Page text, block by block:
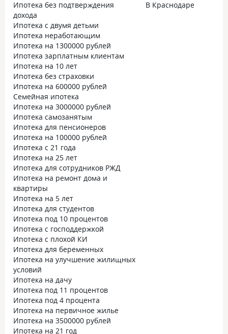
Ипотека без подтверждения
дохода
Ипотека с двумя детьми
Ипотека неработающим
Ипотека на 1300000 рублей
Ипотека зарплатным клиентам
Ипотека на 10 лет
Ипотека без страховки
Ипотека на 600000 рублей
Семейная ипотека
Ипотека на 3000000 рублей
Ипотека самозанятым
Ипотека для пенсионеров
Ипотека на 100000 рублей
Ипотека с 21 года
Ипотека на 25 лет
Ипотека для сотрудников РЖД
Ипотека на ремонт дома и
квартиры
Ипотека на 5 лет
Ипотека для студентов
Ипотека под 10 процентов
Ипотека с господдержкой
Ипотека с плохой КИ
Ипотека для беременных
Ипотека на улучшение жилищных
условий
Ипотека на дачу
Ипотека под 11 процентов
Ипотека под 4 процента
Ипотека на первичное жилье
Ипотека на 3500000 рублей
Ипотека на 21 год
В Краснодаре